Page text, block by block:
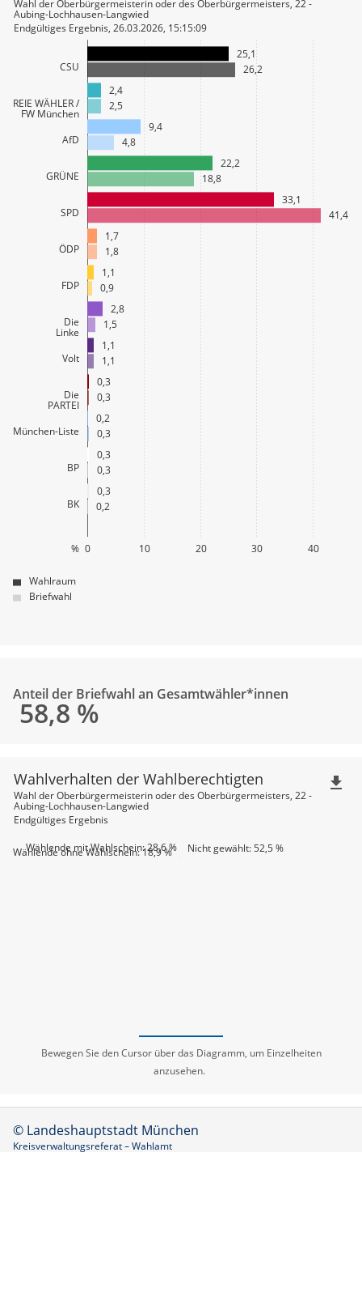
CSU
FREIE WÄHLER /
FW München
AfD
GRÜNE
SPD
ÖDP
FDP
Die
Linke
Volt
Die
PARTEI
München-Liste
BP
BK
0 10 20 30 40
%
26,2
2,5
4,8
18,8
41,4
1,8
0,9
1,5
1,1
0,3
0,3
0,3
0,2
25,1
2,4
9,4
22,2
33,1
1,7
1,1
2,8
1,1
0,3
0,2
0,3
0,3
Wahl der Oberbürgermeisterin oder des Oberbürgermeisters, 22 -
Aubing-Lochhausen-Langwied
Endgültiges Ergebnis, 26.03.2026, 15:15:09
Wahlraum
Briefwahl
Anteil der Briefwahl an Gesamtwähler*innen
58,8 %
Wählende ohne Wahlschein: 18,9 %
Wählende mit Wahlschein: 28,6 % Nicht gewählt: 52,5 %
Wahlverhalten der Wahlberechtigten
Wahl der Oberbürgermeisterin oder des Oberbürgermeisters, 22 -
Aubing-Lochhausen-Langwied
Endgültiges Ergebnis
file_download
Bewegen Sie den Cursor über das Diagramm, um Einzelheiten
anzusehen.
© Landeshauptstadt München
Kreisverwaltungsreferat – Wahlamt